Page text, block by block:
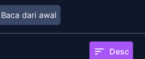
Baca dari awal
sort Desc